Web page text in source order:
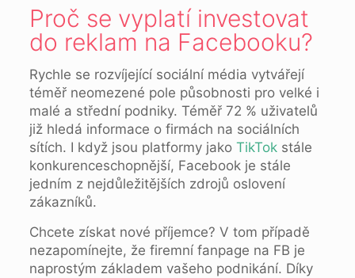
Proč se vyplatí investovat
do reklam na Facebooku?
Rychle se rozvíjející sociální média vytvářejí
téměř neomezené pole působnosti pro velké i
malé a střední podniky. Téměř 72 % uživatelů
již hledá informace o firmách na sociálních
sítích. I když jsou platformy jako TikTok stále
konkurenceschopnější, Facebook je stále
jedním z nejdůležitějších zdrojů oslovení
zákazníků.
Chcete získat nové příjemce? V tom případě
nezapomínejte, že firemní fanpage na FB je
naprostým základem vašeho podnikání. Díky